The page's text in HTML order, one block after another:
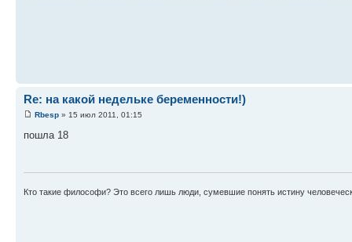
Re: на какой недельке беременности!)
Rbesp » 15 июл 2011, 01:15
пошла 18
Кто такие философи? Это всего лишь люди, сумевшие понять истину